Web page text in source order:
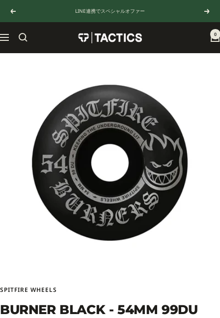
テ
ン
ツ
へ
戻
る
LINE連携でスペシャルオファー
次
へ
ナ
TACTICS
JAPAN
0
SPITFIRE WHEELS
BURNER BLACK - 54MM 99DU